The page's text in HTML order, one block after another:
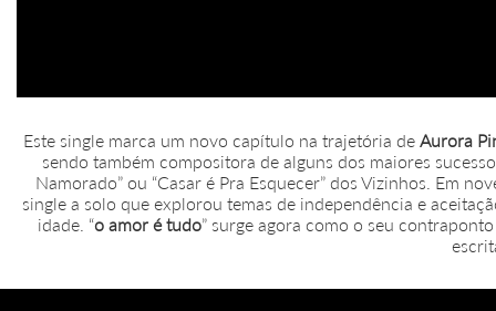
Este single marca um novo capítulo na trajetória de Aurora
sendo também compositora de alguns dos maiores
Namorado” ou “Casar é Pra Esquecer” dos Vizinhos. Em
single a solo que explorou temas de independência e
idade. “o amor é tudo” surge agora como o seu